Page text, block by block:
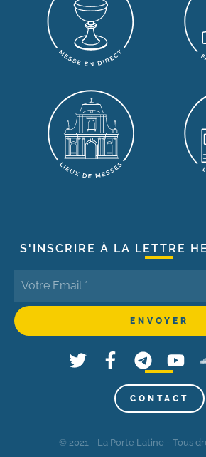
S'INSCRIRE À LA LETTRE
CONTACT
© 2021 - La Porte Latine - Tous